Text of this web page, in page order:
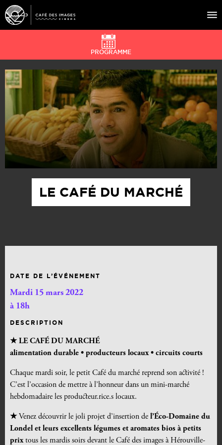
À L’AFFICHE
ÉVÉNEMENTS
CAFÉ DU CINÉ
PRATIQUE
ÉDUCATION AUX IMAGES
PROGRAMME
LE CAFÉ DU MARCHÉ
DATE DE L’ÉVÉNEMENT
Mardi 15 mars 2022
à 18h
DESCRIPTION
★ LE CAFÉ DU MARCHÉ
alimentation durable • producteurs locaux • circuits courts
Chaque mardi soir, le petit Café du marché reprend son activité !
C’est l’occasion de mettre à l’honneur dans un mini-marché
hebdomadaire les producteur.rice.s locaux.
★ Venez découvrir le joli projet d’insertion de l’Éco-Domaine du
Londel et leurs excellents légumes et aromates bios à petits
prix tous les mardis soirs devant le Café des images à Hérouville-